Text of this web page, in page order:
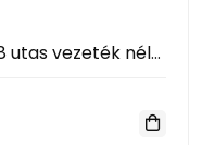
Jortan B -Ways 8 csatornás 8 utas vezeték nélküli CCTV kamera megfigyelő rendszer